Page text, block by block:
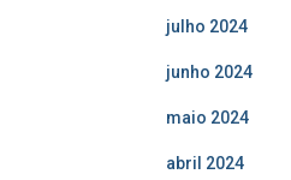
julho 2024
junho 2024
maio 2024
abril 2024